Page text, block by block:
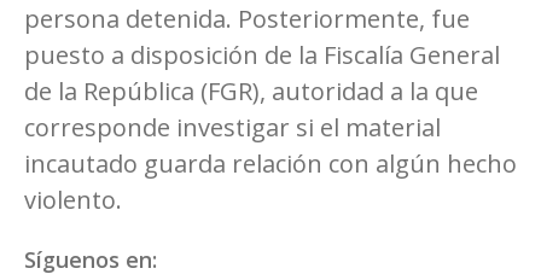
persona detenida. Posteriormente, fue
puesto a disposición de la Fiscalía General
de la República (FGR), autoridad a la que
corresponde investigar si el material
incautado guarda relación con algún hecho
violento.
Síguenos en: